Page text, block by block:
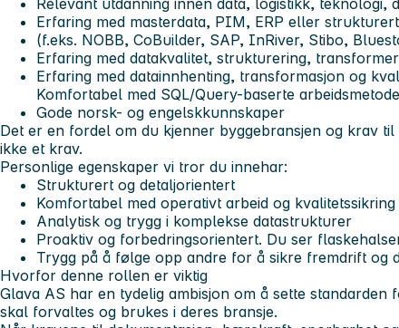
Erfaring med masterdata, PIM, ERP eller
(f.eks. NOBB, CoBuilder, SAP, InRiver, Stibo,
Erfaring med datakvalitet, strukturering,
Erfaring med datainnhenting, transformasjon og
Komfortabel med SQL/Query-baserte
Gode norsk- og engelskkunnskaper
Det er en fordel om du kjenner byggebransjen og krav
ikke et krav.
Personlige egenskaper vi tror du innehar:
Strukturert og detaljorientert
Komfortabel med operativt arbeid og kvalitetssikring
Analytisk og trygg i komplekse datastrukturer
Proaktiv og forbedringsorientert. Du ser
Trygg på å følge opp andre for å sikre fremdrift og
Hvorfor denne rollen er viktig
Glava AS har en tydelig ambisjon om å sette
skal forvaltes og brukes i deres bransje.